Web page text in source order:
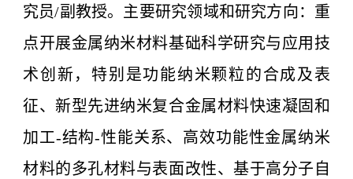
究员/副教授。主要研究领域和研究方向：重
点开展金属纳米材料基础科学研究与应用技
术创新，特别是功能纳米颗粒的合成及表
征、新型先进纳米复合金属材料快速凝固和
加工-结构-性能关系、高效功能性金属纳米
材料的多孔材料与表面改性、基于高分子自